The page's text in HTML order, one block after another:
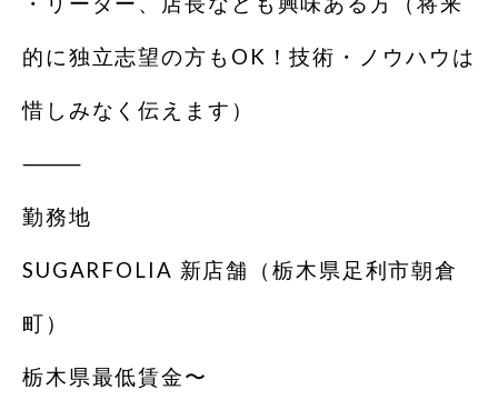
的に独立志望の方もOK！技術・ノウハウは
惜しみなく伝えます）
⸻
勤務地
SUGARFOLIA 新店舗（栃木県足利市朝倉
町）
栃木県最低賃金〜